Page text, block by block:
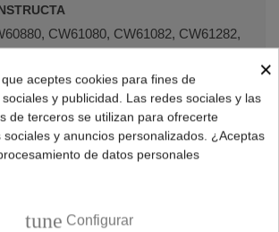
CW61080, CW61082, CW61282,
CWF06A12IL,
CWF08A12IL,
CWF10A10,
CWF10A12, CWF10A13IL,
CWF10B20IL, CWF10B21IL,
CWF11B11, CWF11B12,
CWF12A10FG, CWF12A11,
CWF14A10, CWF14A10BE,
×
aceptes cookies para fines de
y publicidad. Las redes sociales y las
de terceros se utilizan para ofrecerte
y anuncios personalizados. ¿Aceptas
de datos personales
tune Configurar